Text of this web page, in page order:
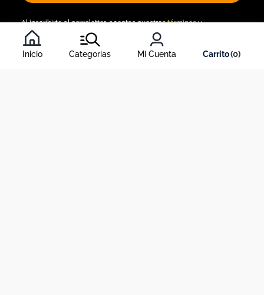
Inicio Categorias Mi Cuenta 0
Al inscribirte al newsletter, aceptas nuestrostérminos y
condiciones
, y nuestra política de tratamiento de información